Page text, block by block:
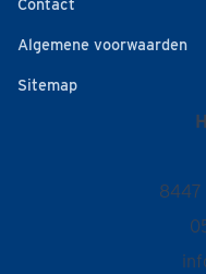
Contact
Algemene voorwaarden
Sitemap
8447